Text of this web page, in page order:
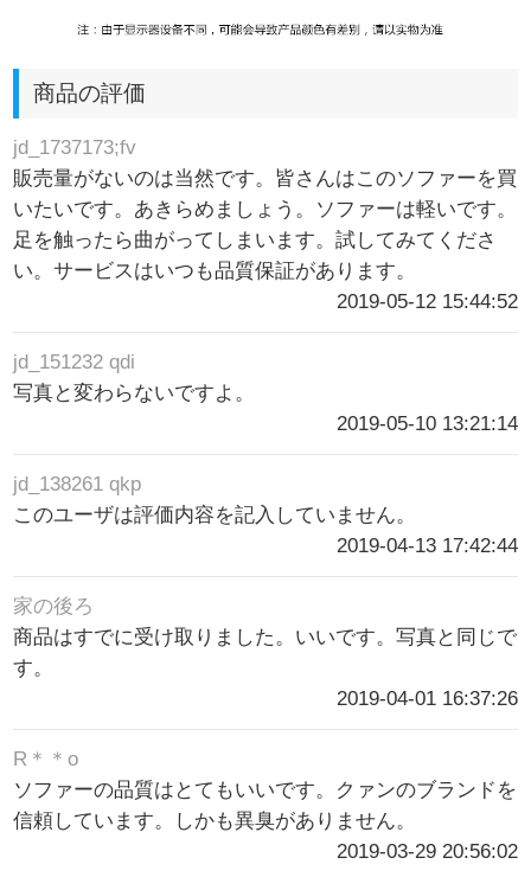
商品の評価
jd_1737173;fv
販売量がないのは当然です。皆さんはこのソファーを買
いたいです。あきらめましょう。ソファーは軽いです。
足を触ったら曲がってしまいます。試してみてくださ
い。サービスはいつも品質保証があります。
2019-05-12 15:44:52
jd_151232 qdi
写真と変わらないですよ。
2019-05-10 13:21:14
jd_138261 qkp
このユーザは評価内容を記入していません。
2019-04-13 17:42:44
家の後ろ
商品はすでに受け取りました。いいです。写真と同じで
す。
2019-04-01 16:37:26
R＊＊o
ソファーの品質はとてもいいです。クァンのブランドを
信頼しています。しかも異臭がありません。
2019-03-29 20:56:02